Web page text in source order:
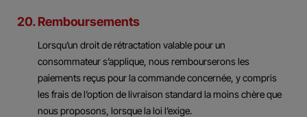
20. Remboursements
Lorsqu’un droit de rétractation valable pour un
consommateur s’applique, nous rembourserons les
paiements reçus pour la commande concernée, y compris
les frais de l’option de livraison standard la moins chère que
nous proposons, lorsque la loi l’exige.